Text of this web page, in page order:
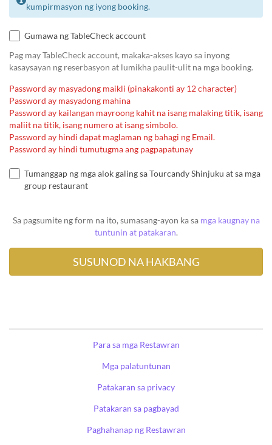
kumpirmasyon ng iyong booking.
Gumawa ng TableCheck account
Pag may TableCheck account, makaka-akses kayo sa inyong
kasaysayan ng reserbasyon at lumikha paulit-ulit na mga booking.
Password ay masyadong maikli (pinakakonti ay 12 character)
Password ay masyadong mahina
Password ay kailangan mayroong kahit na isang malaking titik, isang
maliit na titik, isang numero at isang simbolo.
Password ay hindi dapat maglaman ng bahagi ng Email.
Password ay hindi tumutugma ang pagpapatunay
Tumanggap ng mga alok galing sa Tourcandy Shinjuku at sa mga
group restaurant
Sa pagsumite ng form na ito, sumasang-ayon ka sa mga kaugnay na
tuntunin at patakaran.
Para sa mga Restawran
Mga palatuntunan
Patakaran sa privacy
Patakaran sa pagbayad
Paghahanap ng Restawran